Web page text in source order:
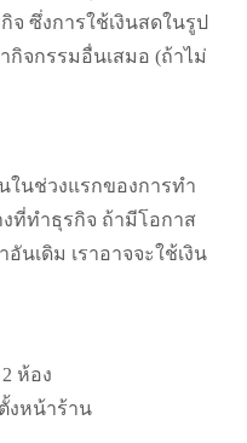
ซึ่งการใช้เงินสดในรูป
กิจกรรมอื่นเสมอ (ถ้าไม่
ในช่วงแรกของการทำ
ที่ทำธุรกิจ ถ้ามีโอกาส
นเดิม เราอาจจะใช้เงิน
ห้อง
งหน้าร้าน